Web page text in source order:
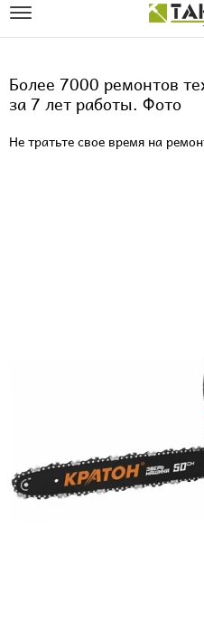
Более 7000 ремонтов
за 7 лет работы. Фото
Не тратьте свое время на